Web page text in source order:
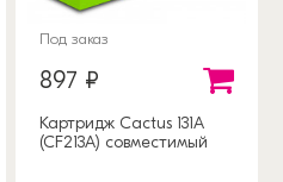
Под заказ
897 ₽
Картридж Cactus 131A
(CF213A) совместимый